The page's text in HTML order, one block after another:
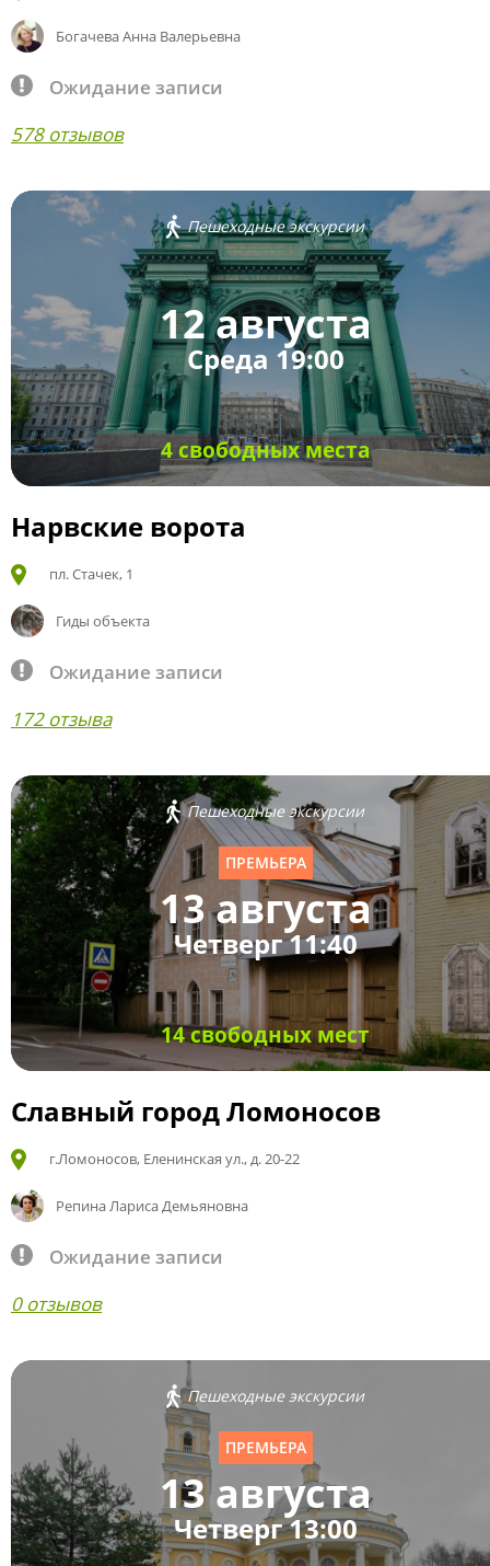
Богачева Анна Валерьевна
Ожидание записи
578 отзывов
Пешеходные экскурсии
12 августа
Среда 19:00
4 свободных места
Нарвские ворота
пл. Стачек, 1
Гиды объекта
Ожидание записи
172 отзыва
Пешеходные экскурсии
ПРЕМЬЕРА
13 августа
Четверг 11:40
14 свободных мест
Славный город Ломоносов
г.Ломоносов, Еленинская ул., д. 20-22
Репина Лариса Демьяновна
Ожидание записи
0 отзывов
Пешеходные экскурсии
ПРЕМЬЕРА
13 августа
Четверг 13:00